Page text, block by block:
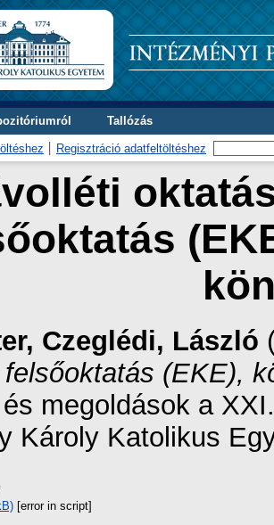
Tallózás
Regisztráció adatfeltöltéshez
, Czeglédi, László
(EKE),
megoldások a
Károly Katolikus
[error in script]